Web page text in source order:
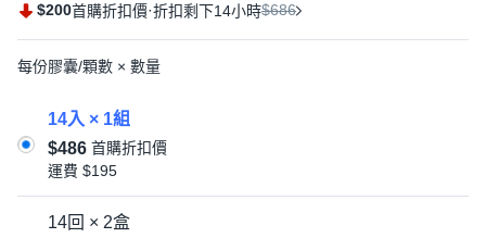
$200首購折扣價·折扣剩下14小時$686
每份膠囊/顆數 × 數量
14入 × 1組
$486 首購折扣價
運費 $195
14回 × 2盒